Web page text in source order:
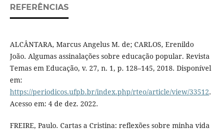
REFERÊNCIAS
ALCÂNTARA, Marcus Angelus M. de; CARLOS, Erenildo
João. Algumas assinalações sobre educação popular. Revista
Temas em Educação, v. 27, n. 1, p. 128–145, 2018. Disponível
em:
https://periodicos.ufpb.br/index.php/rteo/article/view/33512.
Acesso em: 4 de dez. 2022.
FREIRE, Paulo. Cartas a Cristina: reflexões sobre minha vida